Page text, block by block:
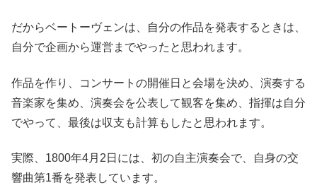
だからベートーヴェンは、自分の作品を発表するときは、
自分で企画から運営までやったと思われます。
作品を作り、コンサートの開催日と会場を決め、演奏する
音楽家を集め、演奏会を公表して観客を集め、指揮は自分
でやって、最後は収支も計算もしたと思われます。
実際、1800年4月2日には、初の自主演奏会で、自身の交
響曲第1番を発表しています。